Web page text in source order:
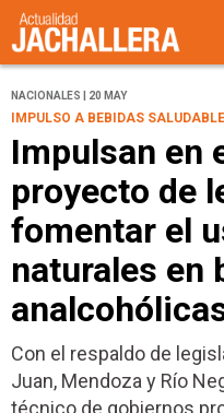
NACIONALES | 20 MAY
IMPULSO A BEBIDAS
Impulsan en
proyecto de
fomentar el
naturales en
Con el respaldo de
Juan, Mendoza y Río